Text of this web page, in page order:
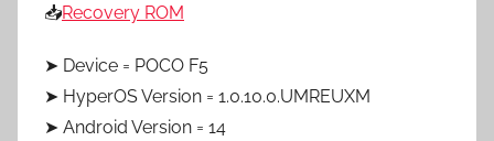
📥Recovery ROM
➤ Device = POCO F5
➤ HyperOS Version = 1.0.10.0.UMREUXM
➤ Android Version = 14